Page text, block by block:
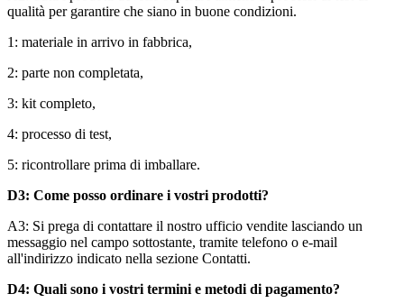
qualità per garantire che siano in buone condizioni.
1: materiale in arrivo in fabbrica,
2: parte non completata,
3: kit completo,
4: processo di test,
5: ricontrollare prima di imballare.
D3: Come posso ordinare i vostri prodotti?
A3: Si prega di contattare il nostro ufficio vendite lasciando un
messaggio nel campo sottostante, tramite telefono o e-mail
all'indirizzo indicato nella sezione Contatti.
D4: Quali sono i vostri termini e metodi di pagamento?